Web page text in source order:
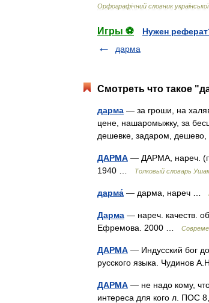
Орфографічний словник української
Игры ⚽
Нужен
дарма
Смотреть что такое
дарма — за гроши, на
цене, нашаромыжку, за
дешевке, задаром,
ДАРМА — ДАРМА, нареч.
1940 …
Толковый словарь
дарма́ — дарма, нареч …
Дарма — нареч. качеств.
Ефремова. 2000 …
ДАРМА — Индусский бог
русского языка. Чудинов
ДАРМА — не надо кому,
интереса для кого л. ПОС